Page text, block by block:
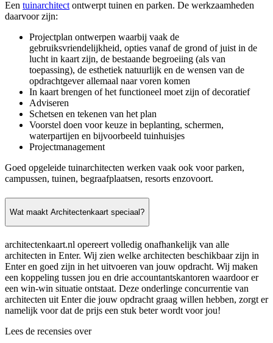
Een tuinarchitect ontwerpt tuinen en parken. De werkzaamheden
daarvoor zijn:
Projectplan ontwerpen waarbij vaak de
gebruiksvriendelijkheid, opties vanaf de grond of juist in de
lucht in kaart zijn, de bestaande begroeiing (als van
toepassing), de esthetiek natuurlijk en de wensen van de
opdrachtgever allemaal naar voren komen
In kaart brengen of het functioneel moet zijn of decoratief
Adviseren
Schetsen en tekenen van het plan
Voorstel doen voor keuze in beplanting, schermen,
waterpartijen en bijvoorbeeld tuinhuisjes
Projectmanagement
Goed opgeleide tuinarchitecten werken vaak ook voor parken,
campussen, tuinen, begraafplaatsen, resorts enzovoort.
Wat maakt Architectenkaart speciaal?
architectenkaart.nl opereert volledig onafhankelijk van alle
architecten in Enter. Wij zien welke architecten beschikbaar zijn in
Enter en goed zijn in het uitvoeren van jouw opdracht. Wij maken
een koppeling tussen jou en drie accountantskantoren waardoor er
een win-win situatie ontstaat. Deze onderlinge concurrentie van
architecten uit Enter die jouw opdracht graag willen hebben, zorgt er
namelijk voor dat de prijs een stuk beter wordt voor jou!
Lees de recensies over